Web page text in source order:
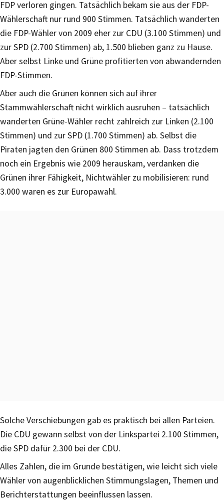
FDP verloren gingen. Tatsächlich bekam sie aus der FDP-
Wählerschaft nur rund 900 Stimmen. Tatsächlich wanderten
die FDP-Wähler von 2009 eher zur CDU (3.100 Stimmen) und
zur SPD (2.700 Stimmen) ab, 1.500 blieben ganz zu Hause.
Aber selbst Linke und Grüne profitierten von abwandernden
FDP-Stimmen.
Aber auch die Grünen können sich auf ihrer
Stammwählerschaft nicht wirklich ausruhen – tatsächlich
wanderten Grüne-Wähler recht zahlreich zur Linken (2.100
Stimmen) und zur SPD (1.700 Stimmen) ab. Selbst die
Piraten jagten den Grünen 800 Stimmen ab. Dass trotzdem
noch ein Ergebnis wie 2009 herauskam, verdanken die
Grünen ihrer Fähigkeit, Nichtwähler zu mobilisieren: rund
3.000 waren es zur Europawahl.
Solche Verschiebungen gab es praktisch bei allen Parteien.
Die CDU gewann selbst von der Linkspartei 2.100 Stimmen,
die SPD dafür 2.300 bei der CDU.
Alles Zahlen, die im Grunde bestätigen, wie leicht sich viele
Wähler von augenblicklichen Stimmungslagen, Themen und
Berichterstattungen beeinflussen lassen.